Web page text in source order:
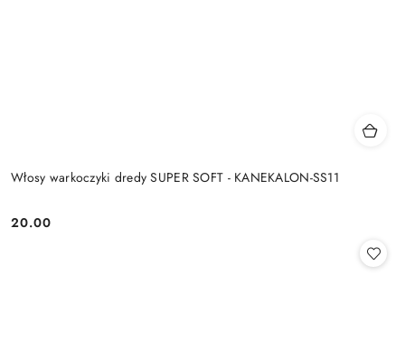
Włosy warkoczyki dredy SUPER SOFT - KANEKALON-SS11
Cena:
20.00